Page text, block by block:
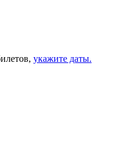
укажите даты.